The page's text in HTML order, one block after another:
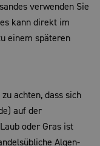
verwenden Sie
kann direkt im
einem späteren
achten, dass sich
auf der
oder Gras ist
Algen-